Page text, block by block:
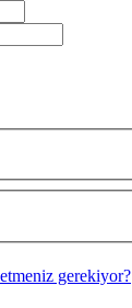
gerekiyor?